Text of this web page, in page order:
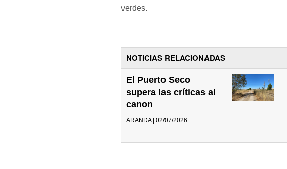
verdes.
NOTICIAS RELACIONADAS
El Puerto Seco
supera las críticas al
canon
ARANDA | 02/07/2026